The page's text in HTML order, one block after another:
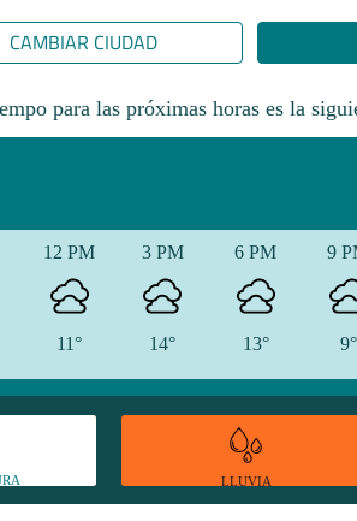
CAMBIAR CIUDAD
para las próximas horas es la
12 PM
11°
3 PM
14°
6 PM
13°
9
9°
LLUVIA